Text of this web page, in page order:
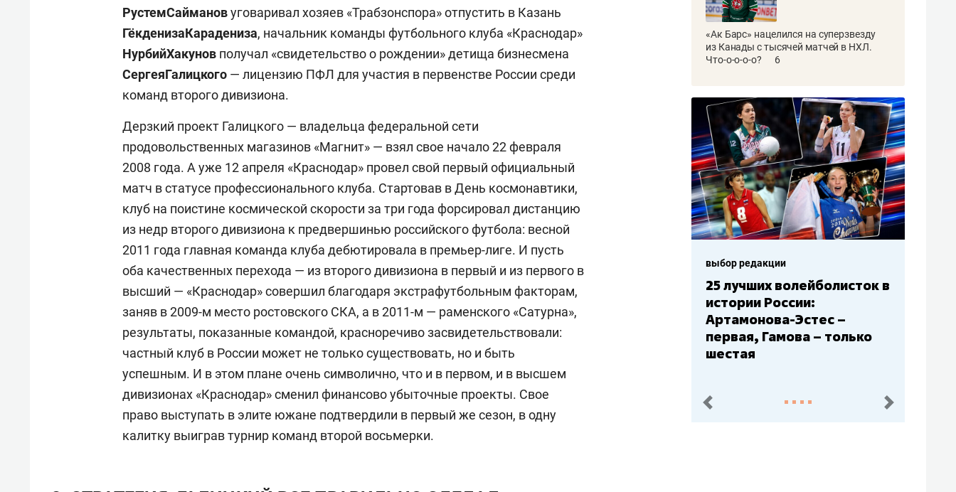
РустемСаймановуговаривал хозяев «Трабзонспора» отпустить в Казань
ГёкденизаКарадениза, начальник команды футбольного клуба «Краснодар»
НурбийХакунов получал «свидетельство о рождении» детища бизнесмена
СергеяГалицкого — лицензию ПФЛ для участия в первенстве России среди
команд второго дивизиона.
Дерзкий проект Галицкого — владельца федеральной сети
продовольственных магазинов «Магнит» — взял свое начало 22 февраля
2008 года. А уже 12 апреля «Краснодар» провел свой первый официальный
матч в статусе профессионального клуба. Стартовав в День космонавтики,
клуб на поистине космической скорости за три года форсировал дистанцию
из недр второго дивизиона к предвершинью российского футбола: весной
2011 года главная команда клуба дебютировала в премьер-лиге. И пусть
оба качественных перехода — из второго дивизиона в первый и из первого в
высший — «Краснодар» совершил благодаря экстрафутбольным факторам,
заняв в 2009-м место ростовского СКА, а в 2011-м — раменского «Сатурна»,
результаты, показанные командой, красноречиво засвидетельствовали:
частный клуб в России может не только существовать, но и быть
успешным. И в этом плане очень символично, что и в первом, и в высшем
дивизионах «Краснодар» сменил финансово убыточные проекты. Свое
право выступать в элите южане подтвердили в первый же сезон, в одну
калитку выиграв турнир команд второй восьмерки.
«Ак Барс» нацелился на суперзвезду
из Канады с тысячей матчей в НХЛ.
Что-о-о-о-о?
6
выбор редакции
Бюджеты клубов КХЛ: СКА
– главный мажор, «Ак
Барс» – второй, «Салават
Юлаев» – середняк
пред. след.